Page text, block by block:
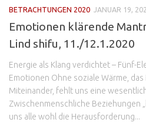
BETRACHTUNGEN 2020 JANUAR 19,
Emotionen klärende
Lind shifu, 11./12.1.2020
Energie als Klang verdichtet – Fünf-
Emotionen Ohne soziale Wärme,
Miteinander, fehlt uns eine
Zwischenmenschliche Beziehungen
uns alle wohl die Herausforderung...